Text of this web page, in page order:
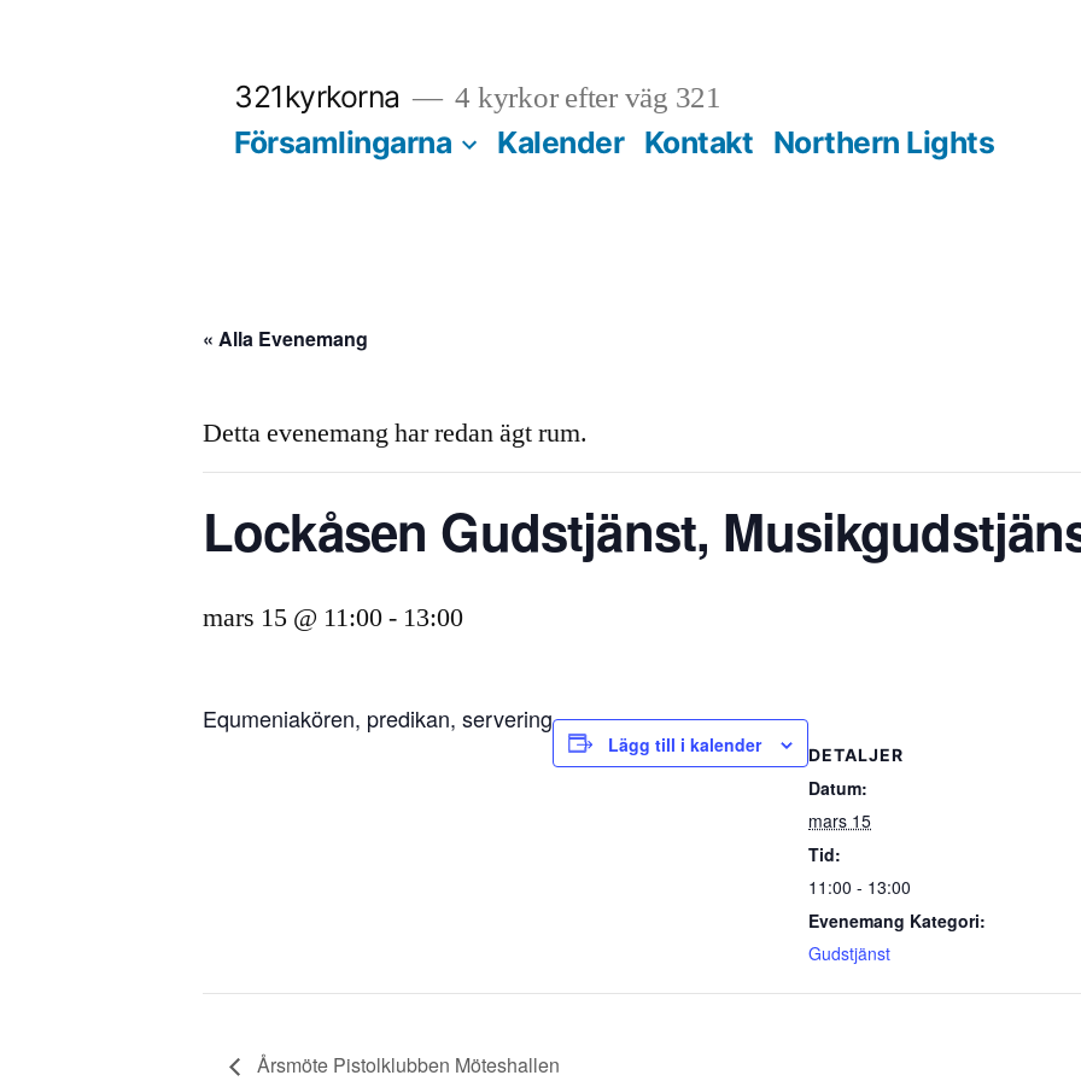
321kyrkorna 4 kyrkor efter väg 321
Församlingarna Kalender Kontakt Northern Lights
« Alla Evenemang
Detta evenemang har redan ägt rum.
Lockåsen Gudstjänst,
mars 15 @ 11:00- 13:00
Equmeniakören, predikan, servering
Lägg till i kalender DETALJER
Datum:
mars 15
Tid:
11:00 - 13:00
Evenemang Kategori:
Gudstjänst
Årsmöte Pistolklubben Möteshallen